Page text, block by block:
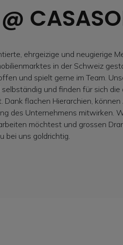
ehrgeizige und neugierige
in der Schweiz
und spielt gerne im Team.
und finden für sich die
Dank flachen Hierarchien,
des Unternehmens mitwirken.
möchtest und grossen
bei uns goldrichtig.